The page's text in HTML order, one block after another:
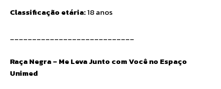
Classificação etária:18 anos
____________________________
Raça Negra – Me Leva Junto com Você no Espaço
Unimed